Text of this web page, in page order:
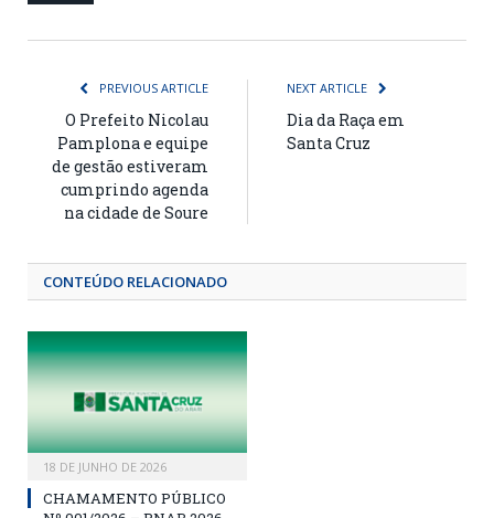
PREVIOUS ARTICLE
O Prefeito Nicolau
Pamplona e equipe
de gestão estiveram
cumprindo agenda
na cidade de Soure
NEXT ARTICLE
Dia da Raça em
Santa Cruz
CONTEÚDO RELACIONADO
18 DE JUNHO DE 2026
CHAMAMENTO PÚBLICO